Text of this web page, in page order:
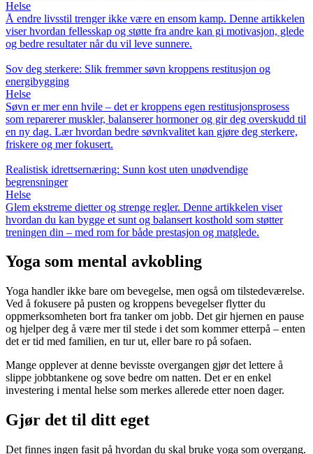
Helse
Å endre livsstil trenger ikke være en ensom kamp. Denne artikkelen
viser hvordan fellesskap og støtte fra andre kan gi motivasjon, glede
og bedre resultater når du vil leve sunnere.
Sov deg sterkere: Slik fremmer søvn kroppens restitusjon og
energibygging
Helse
Søvn er mer enn hvile – det er kroppens egen restitusjonsprosess
som reparerer muskler, balanserer hormoner og gir deg overskudd til
en ny dag. Lær hvordan bedre søvnkvalitet kan gjøre deg sterkere,
friskere og mer fokusert.
Realistisk idrettsernæring: Sunn kost uten unødvendige
begrensninger
Helse
Glem ekstreme dietter og strenge regler. Denne artikkelen viser
hvordan du kan bygge et sunt og balansert kosthold som støtter
treningen din – med rom for både prestasjon og matglede.
Yoga som mental avkobling
Yoga handler ikke bare om bevegelse, men også om tilstedeværelse.
Ved å fokusere på pusten og kroppens bevegelser flytter du
oppmerksomheten bort fra tanker om jobb. Det gir hjernen en pause
og hjelper deg å være mer til stede i det som kommer etterpå – enten
det er tid med familien, en tur ut, eller bare ro på sofaen.
Mange opplever at denne bevisste overgangen gjør det lettere å
slippe jobbtankene og sove bedre om natten. Det er en enkel
investering i mental helse som merkes allerede etter noen dager.
Gjør det til ditt eget
Det finnes ingen fasit på hvordan du skal bruke yoga som overgang.